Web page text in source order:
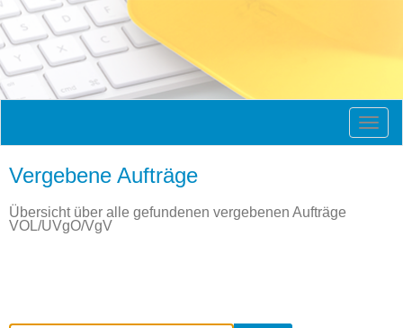
Vergebene Aufträge
Übersicht über alle gefundenen vergebenen Aufträge
VOL/UVgO/VgV